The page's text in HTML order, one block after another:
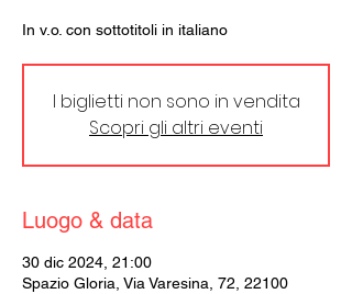
In v.o. con sottotitoli in italiano
I biglietti non sono in vendita
Scopri gli altri eventi
Luogo & data
30 dic 2024, 21:00
Spazio Gloria, Via Varesina, 72, 22100